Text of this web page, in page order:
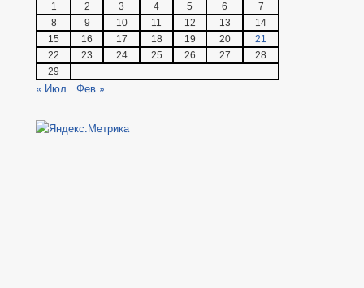
1 2 3 4 5 6
7
8
9 10 11 12 13
14
15
16 17 18 19 20
21
22
23 24 25 26 27
28
29
« Июл Фев »